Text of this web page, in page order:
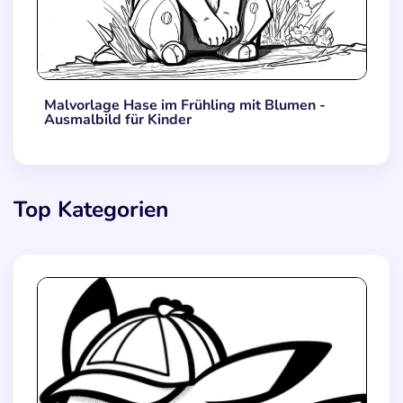
Malvorlage Hase im Frühling mit Blumen -
Ausmalbild für Kinder
Top Kategorien